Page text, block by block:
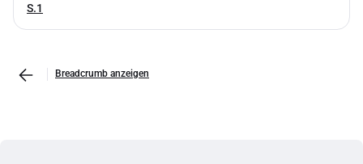
S.1
Breadcrumb anzeigen